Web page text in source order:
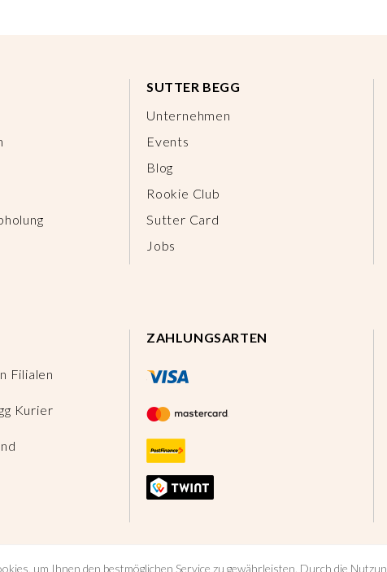
SUTTER BEGG
Unternehmen
Events
Blog
Rookie Club
Sutter Card
Jobs
Filialen
Kurier
ZAHLUNGSARTEN
um Ihnen den bestmöglichen Service zu gewährleisten. Durch die